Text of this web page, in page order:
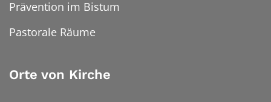
Prävention im Bistum
Pastorale Räume
Orte von Kirche